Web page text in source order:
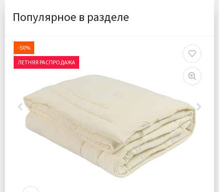
Популярное в разделе
-50%
ЛЕТНЯЯ РАСПРОДАЖА